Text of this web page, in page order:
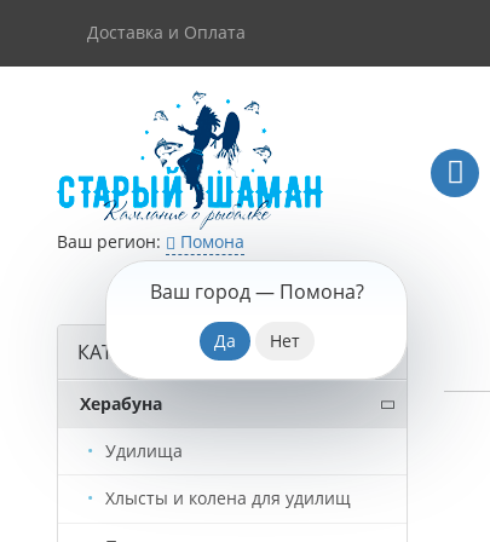
Доставка и Оплата
Ваш регион: Помона
Ваш город — Помона?
КАТАЛОГ ТОВАРОВ
Херабуна
Удилища
Хлысты и колена для удилищ